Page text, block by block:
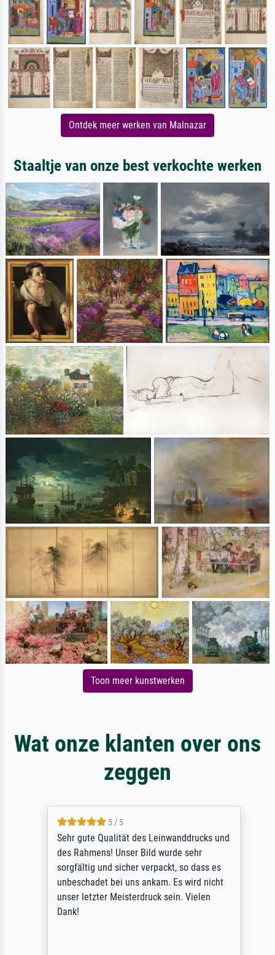
Ontdek meer werken van Malnazar
Staaltje van onze best verkochte werken
Toon meer kunstwerken
Wat onze klanten over ons
zeggen
5 / 5
Sehr gute Qualität des Leinwanddrucks und
des Rahmens! Unser Bild wurde sehr
sorgfältig und sicher verpackt, so dass es
unbeschadet bei uns ankam. Es wird nicht
unser letzter Meisterdruck sein. Vielen
Dank!